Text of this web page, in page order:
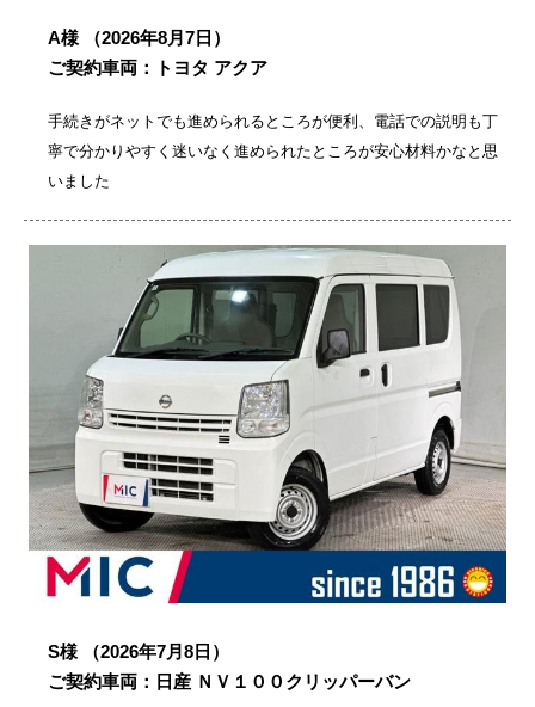
A様
（2026年8月7日）
ご契約車両：トヨタ アクア
手続きがネットでも進められるところが便利、電話での説明も丁
寧で分かりやすく迷いなく進められたところが安心材料かなと思
いました
S様
（2026年7月8日）
ご契約車両：日産 ＮＶ１００クリッパーバン